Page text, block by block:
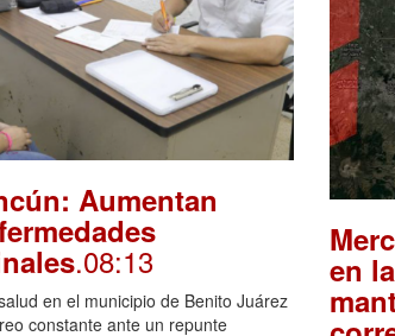
Aumentan
.08:13
en el municipio de Benito Juárez
constante ante un repunte
en